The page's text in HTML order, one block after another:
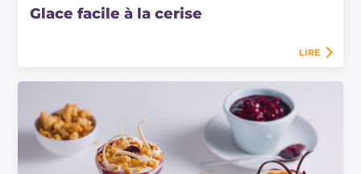
Glace facile à la cerise
LIRE